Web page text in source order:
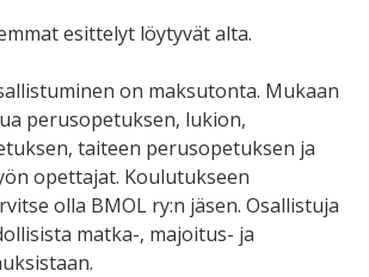
esittelyt löytyvät alta.
on maksutonta. Mukaan
perusopetuksen, lukion,
taiteen perusopetuksen ja
opettajat. Koulutukseen
olla BMOL ry:n jäsen. Osallistuja
matka-, majoitus- ja